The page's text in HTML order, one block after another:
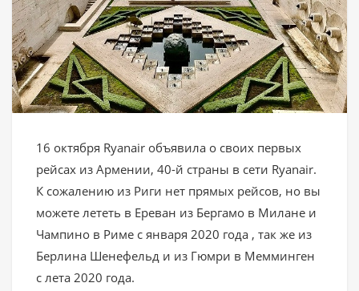
16 октября Ryanair объявила о своих первых
рейсах из Армении, 40-й страны в сети Ryanair.
К сожалению из Риги нет прямых рейсов, но вы
можете лететь в Ереван из Бергамо в Милане и
Чампино в Риме с января 2020 года , так же из
Берлина Шенефельд и из Гюмри в Мемминген
с лета 2020 года.